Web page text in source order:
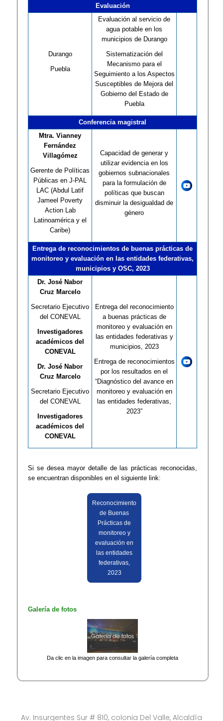
Evaluación
Durango
Puebla
Evaluación al servicio de
agua potable en los
municipios de Durango
Sistematización del
Mecanismo para el
Seguimiento a los Aspectos
Susceptibles de Mejora del
Gobierno del Estado de
Puebla
Conferencia magistral
Mtra. Vianney
Fernández
Villagómez
Gerente de Políticas
Públicas en J-PAL
LAC (Abdul Latif
Jameel Poverty
Action Lab
Latinoamérica y el
Caribe)
Capacidad de generar y
utilizar evidencia en los
gobiernos subnacionales
para la formulación de
políticas que buscan
disminuir la desigualdad de
género
Entrega de reconocimientos de buenas prácticas de
monitoreo y evaluación en las entidades federativas,
municipios y OSC, 2023
Dr. José Nabor
Cruz Marcelo
Secretario Ejecutivo
del CONEVAL
Investigadores
académicos del
CONEVAL
Dr. José Nabor
Cruz Marcelo
Secretario Ejecutivo
del CONEVAL
Investigadores
académicos del
CONEVAL
Entrega del reconocimiento
a buenas prácticas de
monitoreo y evaluación en
las entidades federativas y
municipios, 2023
Entrega de reconocimientos
por los resultados en el
“Diagnóstico del avance en
monitoreo y evaluación en
las entidades federativas,
2023”
Si se desea mayor detalle de las prácticas reconocidas,
se encuentran disponibles en el siguiente link:
Reconocimiento
de Buenas
Prácticas de
monitoreo y
evaluación en
las entidades
federativas,
2023
Galería de fotos
Da clic en la imagen para consultar la galería completa
Av. Insurgentes Sur # 810, colonia Del Valle, Alcaldía